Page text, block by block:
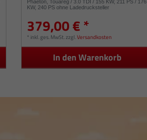
Phaeton, Touareg / 3.0 TDI / 155 KW, 211 PS / 176
KW, 240 PS ohne Ladedrucksteller
379,00 € *
* inkl. ges. MwSt.zzgl.Versandkosten
In den Warenkorb